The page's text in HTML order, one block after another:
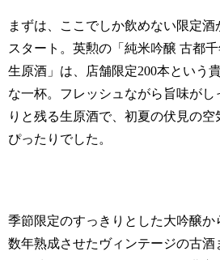
まずは、ここでしか飲めない限定酒
スタート。英勲の「純米吟醸 古都
生原酒」は、店舗限定200本という
な一杯。フレッシュながら旨味がし
りと残る生原酒で、初夏の伏見の空
ぴったりでした。
季節限定のすっきりとした大吟醸か
数年熟成させたヴィンテージの古酒